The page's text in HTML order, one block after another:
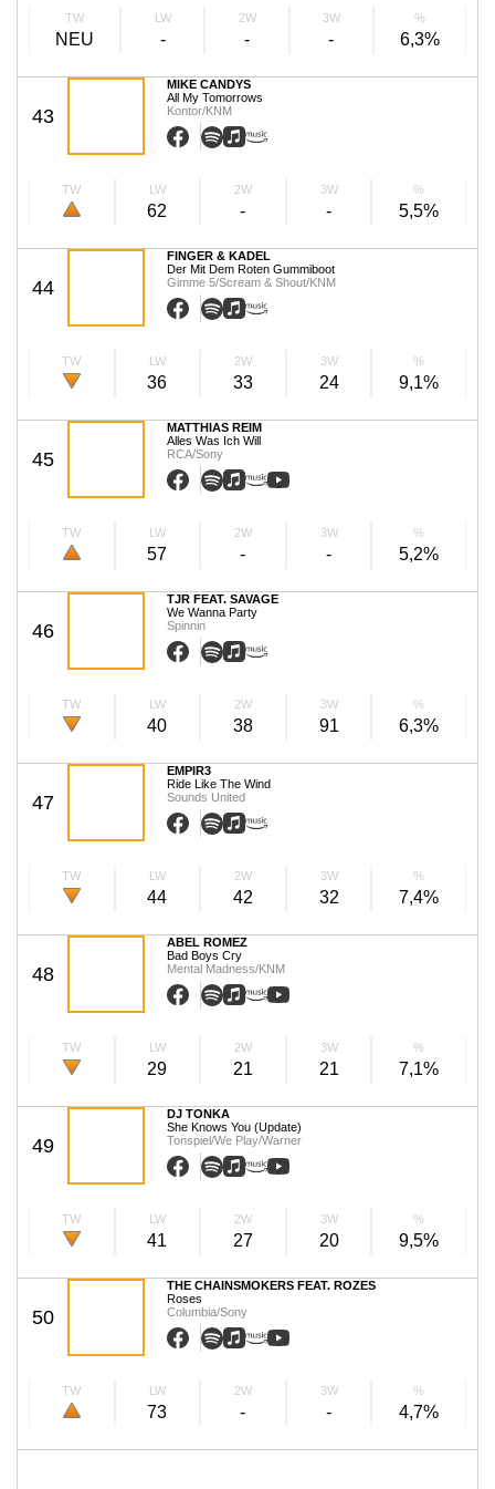
TW
NEU
LW
-
2W
-
3W
-
%
6,3%
43
MIKE CANDYS
All My Tomorrows
Kontor/KNM
TW LW
62
2W
-
3W
-
%
5,5%
44
FINGER & KADEL
Der Mit Dem Roten Gummiboot
Gimme 5/Scream & Shout/KNM
TW LW
36
2W
33
3W
24
%
9,1%
45
MATTHIAS REIM
Alles Was Ich Will
RCA/Sony
TW LW
57
2W
-
3W
-
%
5,2%
46
TJR FEAT. SAVAGE
We Wanna Party
Spinnin
TW LW
40
2W
38
3W
91
%
6,3%
47
EMPIR3
Ride Like The Wind
Sounds United
TW LW
44
2W
42
3W
32
%
7,4%
48
ABEL ROMEZ
Bad Boys Cry
Mental Madness/KNM
TW LW
29
2W
21
3W
21
%
7,1%
49
DJ TONKA
She Knows You (Update)
Tonspiel/We Play/Warner
TW LW
41
2W
27
3W
20
%
9,5%
50
THE CHAINSMOKERS FEAT. ROZES
Roses
Columbia/Sony
TW LW
73
2W
-
3W
-
%
4,7%